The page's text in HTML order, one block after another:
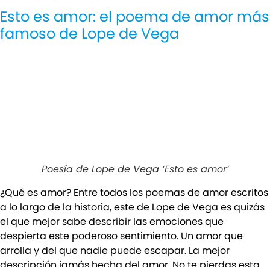
Esto es amor: el poema de amor más
famoso de Lope de Vega
Poesía de Lope de Vega ‘Esto es amor’
¿Qué es amor? Entre todos los poemas de amor escritos
a lo largo de la historia, este de Lope de Vega es quizás
el que mejor sabe describir las emociones que
despierta este poderoso sentimiento. Un amor que
arrolla y del que nadie puede escapar. La mejor